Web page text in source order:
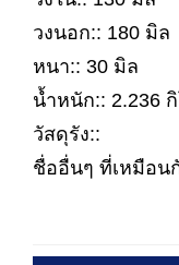
วงนอก:: 180 มิล
หนา:: 30 มิล
น้ำหนัก:: 2.236
วัสดุรัง::
ชื่ออื่นๆ ที่เหมือน